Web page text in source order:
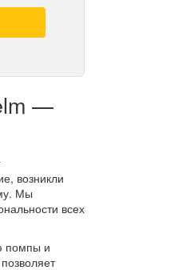
—
возникли
Мы
всех
помпы и